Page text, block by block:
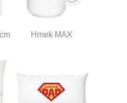
Hrnek MAX